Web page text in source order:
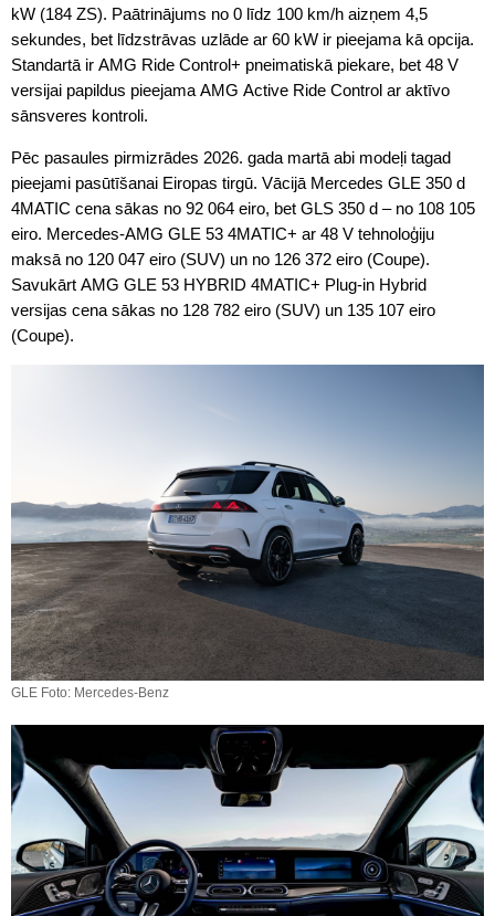
kW (184 ZS). Paātrinājums no 0 līdz 100 km/h aizņem 4,5
sekundes, bet līdzstrāvas uzlāde ar 60 kW ir pieejama kā opcija.
Standartā ir AMG Ride Control+ pneimatiskā piekare, bet 48 V
versijai papildus pieejama AMG Active Ride Control ar aktīvo
sānsveres kontroli.
Pēc pasaules pirmizrādes 2026. gada martā abi modeļi tagad
pieejami pasūtīšanai Eiropas tirgū. Vācijā Mercedes GLE 350 d
4MATIC cena sākas no 92 064 eiro, bet GLS 350 d – no 108 105
eiro. Mercedes-AMG GLE 53 4MATIC+ ar 48 V tehnoloģiju
maksā no 120 047 eiro (SUV) un no 126 372 eiro (Coupe).
Savukārt AMG GLE 53 HYBRID 4MATIC+ Plug-in Hybrid
versijas cena sākas no 128 782 eiro (SUV) un 135 107 eiro
(Coupe).
GLE Foto: Mercedes-Benz